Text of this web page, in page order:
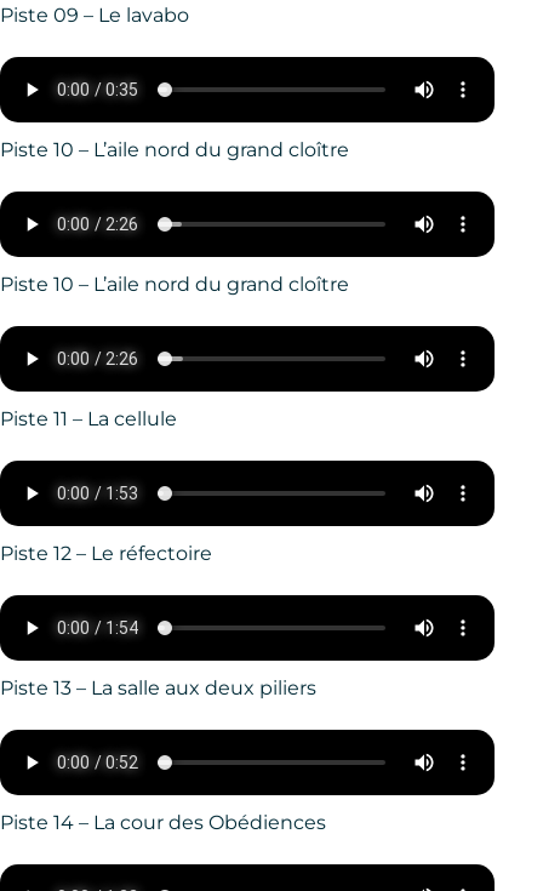
Piste 09 – Le lavabo
Piste 10 – L’aile nord du grand cloître
Piste 10 – L’aile nord du grand cloître
Piste 11 – La cellule
Piste 12 – Le réfectoire
Piste 13 – La salle aux deux piliers
Piste 14 – La cour des Obédiences